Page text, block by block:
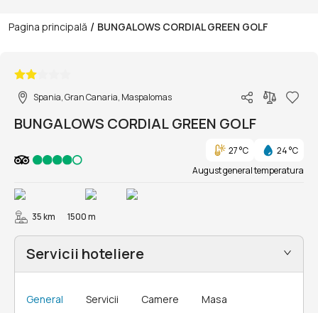
Pagina principală / BUNGALOWS CORDIAL GREEN GOLF
Spania, Gran Canaria, Maspalomas
BUNGALOWS CORDIAL GREEN GOLF
27 °C
24 °C
August general temperatura
35 km 1500 m
Servicii hoteliere
General Servicii Camere Masa